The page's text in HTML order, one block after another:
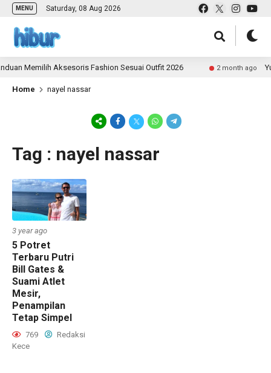
MENU Saturday, 08 Aug 2026
Memilih Aksesoris Fashion Sesuai Outfit 2026 2 month ago
Home nayel nassar
Tag : nayel nassar
3 year ago
5 Potret
Terbaru Putri
Bill Gates &
Suami Atlet
Mesir,
Penampilan
Tetap Simpel
769
Redaksi
Kece